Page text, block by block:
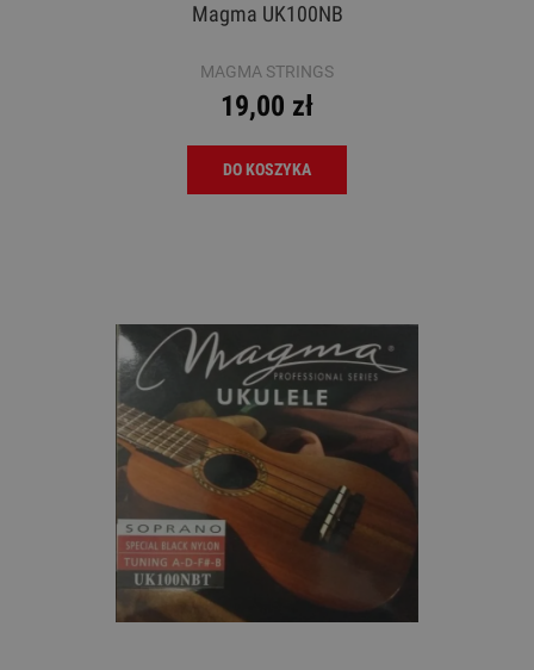
Magma UK100NB
MAGMA STRINGS
19,00 zł
DO KOSZYKA